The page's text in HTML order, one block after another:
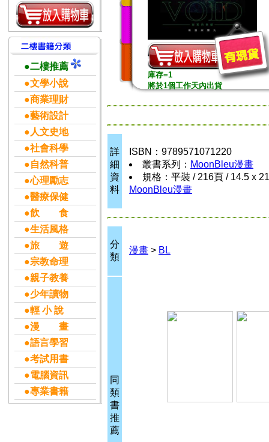
●二樓推薦
●文學小說
●商業理財
●藝術設計
●人文史地
●社會科學
●自然科普
●心理勵志
●醫療保健
●飲 食
●生活風格
●旅 遊
●宗教命理
●親子教養
●少年讀物
●輕 小 說
●漫 畫
●語言學習
●考試用書
●電腦資訊
●專業書籍
庫存=1
將於1個工作天內出貨
詳
細
資
料
ISBN：9789571071220
叢書系列： MoonBleu漫畫
規格：平裝 / 216頁 / 14.5 x
MoonBleu漫畫
分
類
漫畫 > BL
同
類
書
推
薦